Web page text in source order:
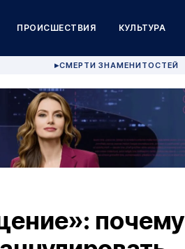
ПРОИСШЕСТВИЯ КУЛЬТУРА
▶СМЕРТИ ЗНАМЕНИТОСТЕЙ
почему